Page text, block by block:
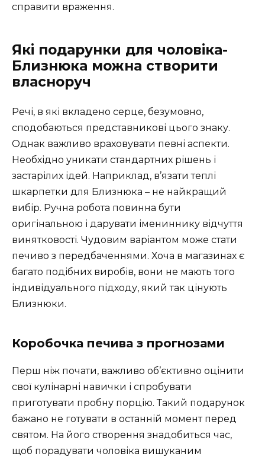
справити враження.
Які подарунки для чоловіка-
Близнюка можна створити
власноруч
Речі, в які вкладено серце, безумовно,
сподобаються представникові цього знаку.
Однак важливо враховувати певні аспекти.
Необхідно уникати стандартних рішень і
застарілих ідей. Наприклад, в’язати теплі
шкарпетки для Близнюка – не найкращий
вибір. Ручна робота повинна бути
оригінальною і дарувати імениннику відчуття
винятковості. Чудовим варіантом може стати
печиво з передбаченнями. Хоча в магазинах є
багато подібних виробів, вони не мають того
індивідуального підходу, який так цінують
Близнюки.
Коробочка печива з прогнозами
Перш ніж почати, важливо об’єктивно оцінити
свої кулінарні навички і спробувати
приготувати пробну порцію. Такий подарунок
бажано не готувати в останній момент перед
святом. На його створення знадобиться час,
щоб порадувати чоловіка вишуканим